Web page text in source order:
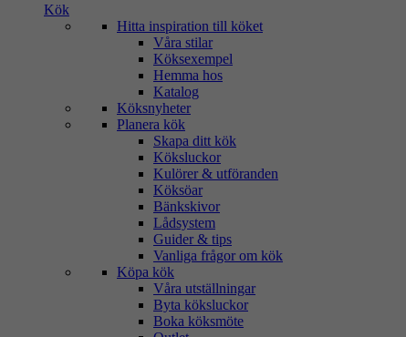
Kök
Hitta inspiration till köket
Våra stilar
Köksexempel
Hemma hos
Katalog
Köksnyheter
Planera kök
Skapa ditt kök
Köksluckor
Kulörer & utföranden
Köksöar
Bänkskivor
Lådsystem
Guider & tips
Vanliga frågor om kök
Köpa kök
Våra utställningar
Byta köksluckor
Boka köksmöte